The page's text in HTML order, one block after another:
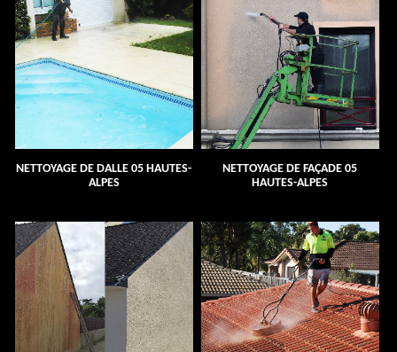
NETTOYAGE DE DALLE 05 HAUTES-
ALPES
NETTOYAGE DE FAÇADE 05
HAUTES-ALPES